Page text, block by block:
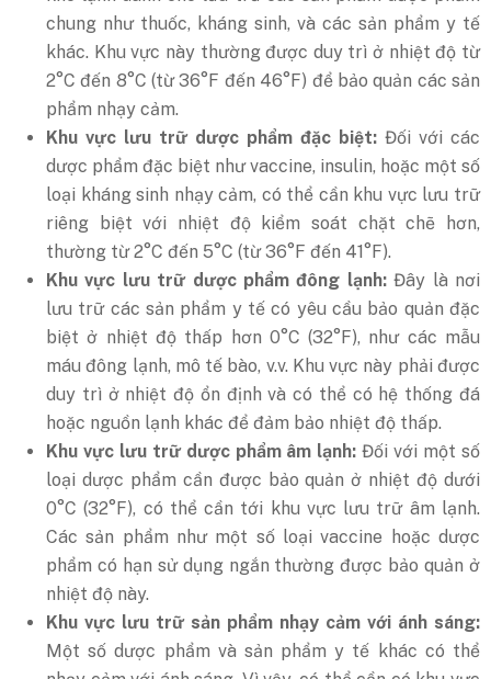
chung như thuốc, kháng sinh, và các sản phẩm y tế
khác. Khu vực này thường được duy trì ở nhiệt độ từ
2°C đến 8°C (từ 36°F đến 46°F) để bảo quản các sản
phẩm nhạy cảm.
Khu vực lưu trữ dược phẩm đặc biệt: Đối với các
dược phẩm đặc biệt như vaccine, insulin, hoặc một số
loại kháng sinh nhạy cảm, có thể cần khu vực lưu trữ
riêng biệt với nhiệt độ kiểm soát chặt chẽ hơn,
thường từ 2°C đến 5°C (từ 36°F đến 41°F).
Khu vực lưu trữ dược phẩm đông lạnh:Đây là nơi
lưu trữ các sản phẩm y tế có yêu cầu bảo quản đặc
biệt ở nhiệt độ thấp hơn 0°C (32°F), như các mẫu
máu đông lạnh, mô tế bào, v.v. Khu vực này phải được
duy trì ở nhiệt độ ổn định và có thể có hệ thống đá
hoặc nguồn lạnh khác để đảm bảo nhiệt độ thấp.
Khu vực lưu trữ dược phẩm âm lạnh: Đối với một số
loại dược phẩm cần được bảo quản ở nhiệt độ dưới
0°C (32°F), có thể cần tới khu vực lưu trữ âm lạnh.
Các sản phẩm như một số loại vaccine hoặc dược
phẩm có hạn sử dụng ngắn thường được bảo quản ở
nhiệt độ này.
Khu vực lưu trữ sản phẩm nhạy cảm với ánh sáng:
Một số dược phẩm và sản phẩm y tế khác có thể